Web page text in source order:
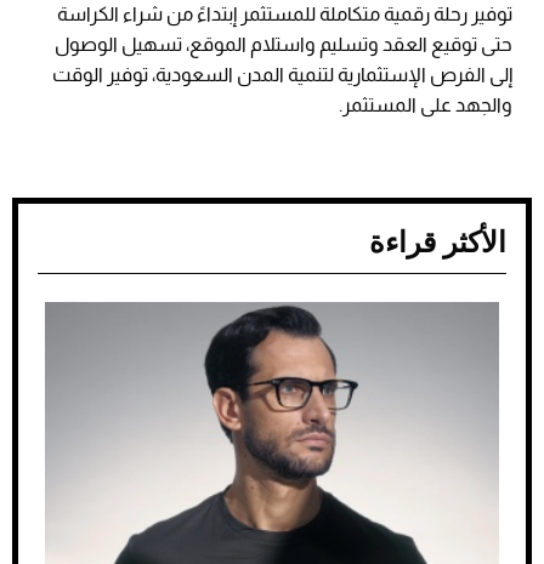
توفير رحلة رقمية متكاملة للمستثمر إبتداءً من شراء الكراسة
حتى توقيع العقد وتسليم واستلام الموقع، تسهيل الوصول
إلى الفرص الإستثمارية لتنمية المدن السعودية، توفير الوقت
والجهد على المستثمر.
الأكثر قراءة